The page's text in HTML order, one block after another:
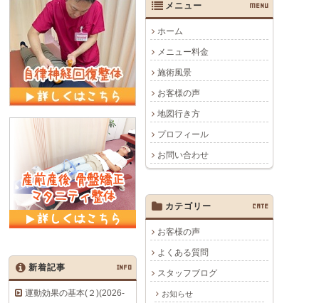
メニュー MENU
ホーム
メニュー料金
施術風景
お客様の声
地図行き方
プロフィール
お問い合わせ
カテゴリー CATE
お客様の声
よくある質問
スタッフブログ
お知らせ
新着記事 INFO
運動効果の基本(２)(2026-